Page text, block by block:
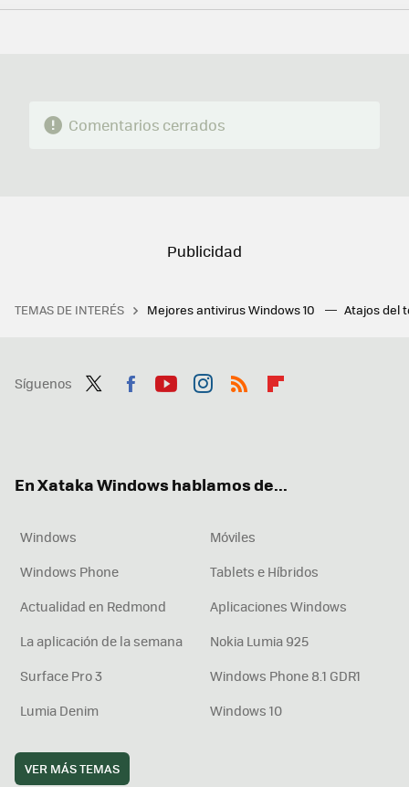
FACEBOOK
TWITTERFLIPBOARD
E-
WHATSAPP
Comentarios cerrados
TEMAS DE INTERÉS Mejores antivirus Windows 10 Atajos del
Síguenos
En Xataka Windows hablamos de...
Windows
Móviles
Windows Phone
Tablets e Híbridos
Actualidad en Redmond
Aplicaciones Windows
La aplicación de la semana
Nokia Lumia 925
Surface Pro 3
Windows Phone 8.1 GDR1
Lumia Denim
Windows 10
VER MÁS TEMAS